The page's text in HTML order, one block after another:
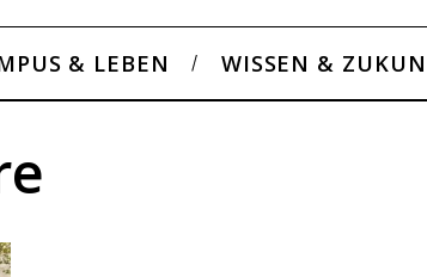
& LEBEN WISSEN &